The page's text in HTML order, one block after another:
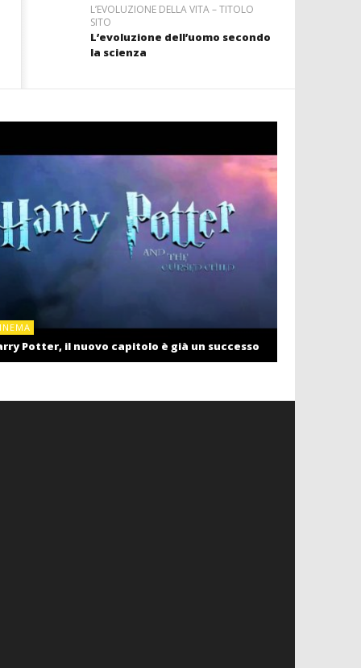
L’EVOLUZIONE DELLA VITA – TITOLO
SITO
L’evoluzione dell’uomo secondo
la scienza
Potter, il nuovo capitolo è già un successo